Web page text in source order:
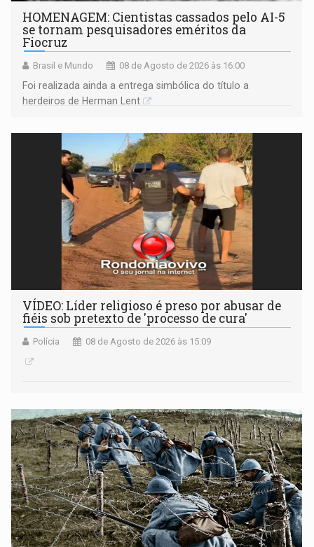
HOMENAGEM: Cientistas cassados pelo AI-5
se tornam pesquisadores eméritos da
Fiocruz
Brasil e Mundo 08 de Agosto de 2026 às 16:00
Foi realizada ainda a entrega simbólica do título a
herdeiros de Herman Lent
VÍDEO: Líder religioso é preso por abusar de
fiéis sob pretexto de 'processo de cura'
Polícia 08 de Agosto de 2026 às 15:09